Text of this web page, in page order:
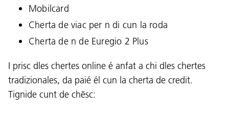
Mobilcard
Cherta de viac per n di cun la roda
Cherta de n de Euregio 2 Plus
I prisc dles chertes online é anfat a chi dles chertes
tradizionales, da paié él cun la cherta de credit.
Tignide cunt de chësc: